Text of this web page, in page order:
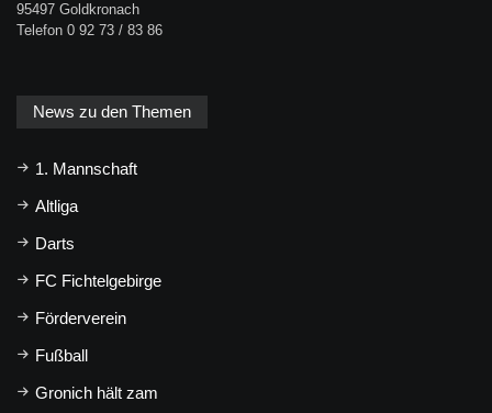
95497 Goldkronach
Telefon 0 92 73 / 83 86
News zu den Themen
1. Mannschaft
Altliga
Darts
FC Fichtelgebirge
Förderverein
Fußball
Gronich hält zam